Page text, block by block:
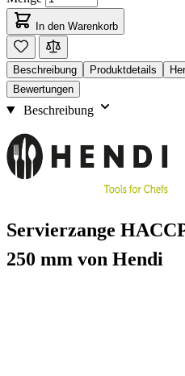
In den Warenkorb
Beschreibung Produktdetails
Bewertungen
Beschreibung
Servierzange
250 mm von Hendi